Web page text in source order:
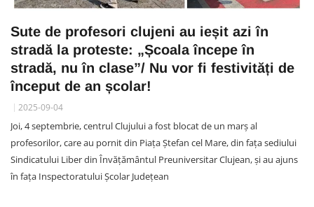
Sute de profesori clujeni au ieșit azi în
stradă la proteste: „Școala începe în
stradă, nu în clase”/ Nu vor fi festivități de
început de an școlar!
2025-09-04
Joi, 4 septembrie, centrul Clujului a fost blocat de un marș al
profesorilor, care au pornit din Piața Ștefan cel Mare, din fața sediului
Sindicatului Liber din Învățământul Preuniversitar Clujean, și au ajuns
în fața Inspectoratului Școlar Județean